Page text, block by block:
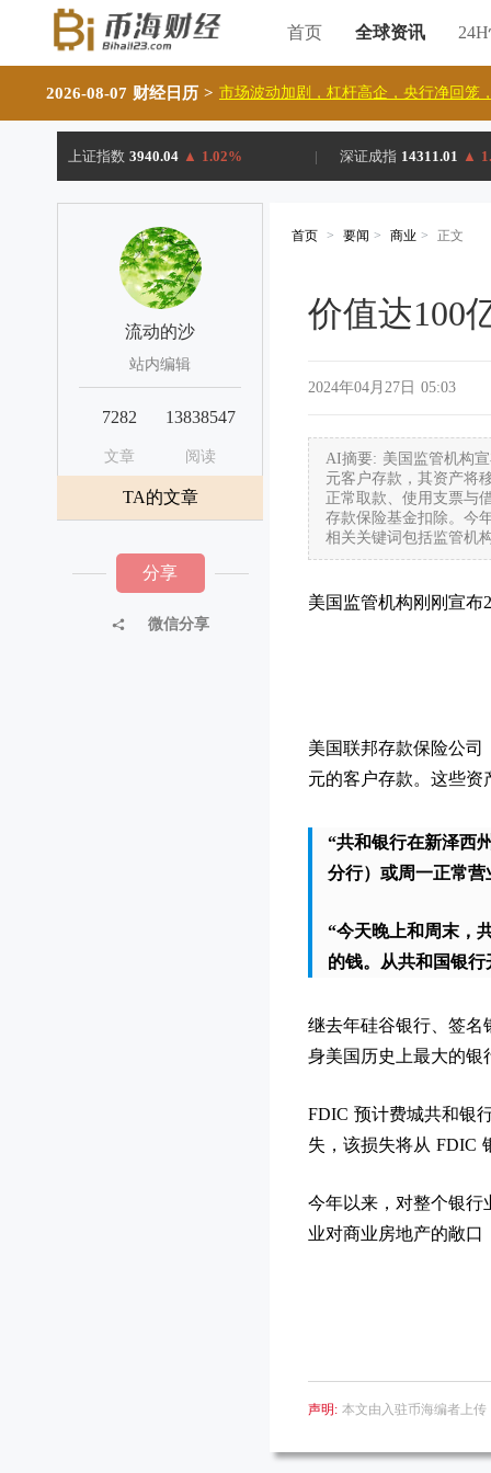
首页 全球资讯
2026-08-07 财经日历 > 市场波动加剧，杠杆高企，央行净回笼
上证指数 3940.04 ▲ 1.02% | 深证成指 14311.01 ▲
流动的沙
站内编辑
7282
文章
13838547
阅读
TA的文章
分享
微信分享
首页 > 要闻 > 商业 > 正文
价值达100
2024年04月27日 05:03
AI摘要: 美国监管机构
元客户存款，其资产将
正常取款、使用支票与
存款保险基金扣除。今
相关关键词包括监管机
美国监管机构刚刚宣布
美国联邦存款保险公司
元的客户存款。这些
“共和银行在新泽西
分行）或周一正常
“今天晚上和周末，
的钱。从共和国银
继去年硅谷银行、签名
身美国历史上最大的银
FDIC 预计费城共和银
失，该损失将从 FDIC
今年以来，对整个银行
业对商业房地产的敞
声明: 本文由入驻币海编者上